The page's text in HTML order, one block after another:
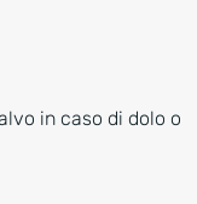
in caso di dolo o